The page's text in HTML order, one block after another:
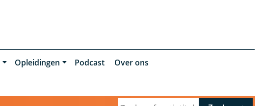
Opleidingen Podcast
Over ons